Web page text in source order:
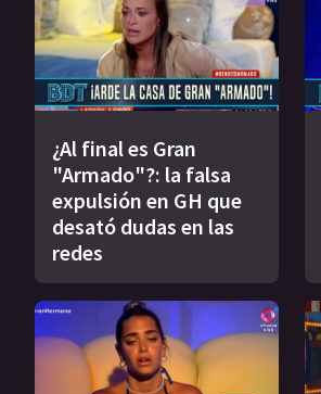
¿Al final es Gran
"Armado"?: la falsa
expulsión en GH que
desató dudas en las
redes